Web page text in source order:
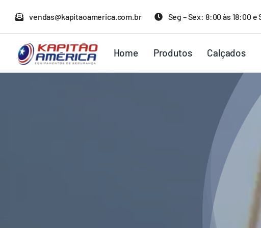
para
conteúdo
vendas@kapitaoamerica.com.br Seg – Sex: 8:00 às 18:00 e
Home Produtos Calçados